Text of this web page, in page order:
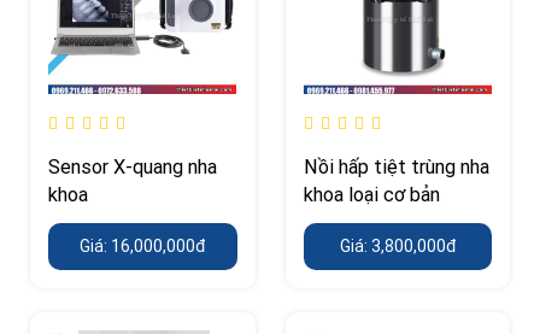
Sensor X-quang nha
khoa
Giá: 16,000,000đ
Nồi hấp tiệt trùng nha
khoa loại cơ bản
Giá: 3,800,000đ